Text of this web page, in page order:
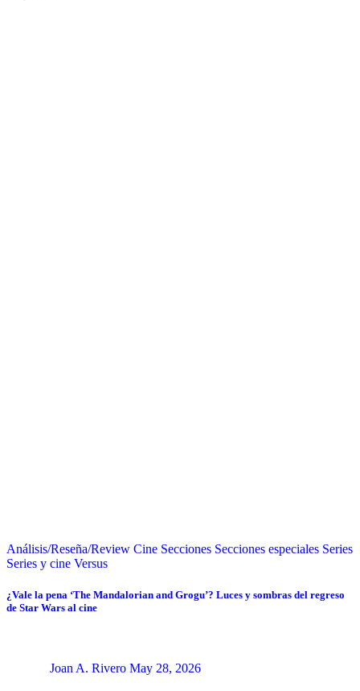
Análisis/Reseña/Review Cine Secciones Secciones especiales Series
Series y cine Versus
¿Vale la pena ‘The Mandalorian and Grogu’? Luces y sombras del regreso
de Star Wars al cine
Joan A. Rivero May 28, 2026